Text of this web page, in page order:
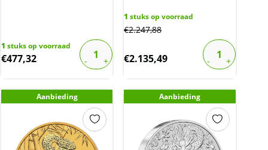
1 stuks op voorraad
€477,32
1 stuks op voorraad
€2.247,88
€2.135,49
Aanbieding Aanbieding